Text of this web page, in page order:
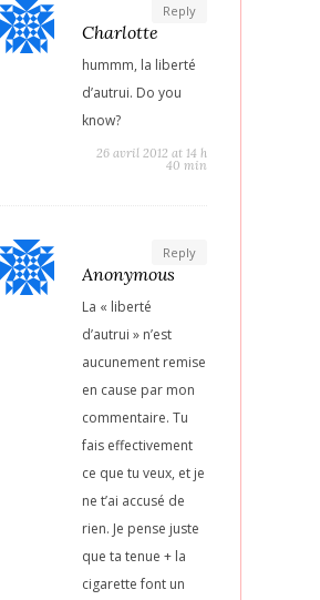
Reply
Charlotte
hummm, la liberté
d’autrui. Do you
know?
26 avril 2012 at 14 h
40 min
Reply
Anonymous
La « liberté
d’autrui » n’est
aucunement remise
en cause par mon
commentaire. Tu
fais effectivement
ce que tu veux, et je
ne t’ai accusé de
rien. Je pense juste
que ta tenue + la
cigarette font un